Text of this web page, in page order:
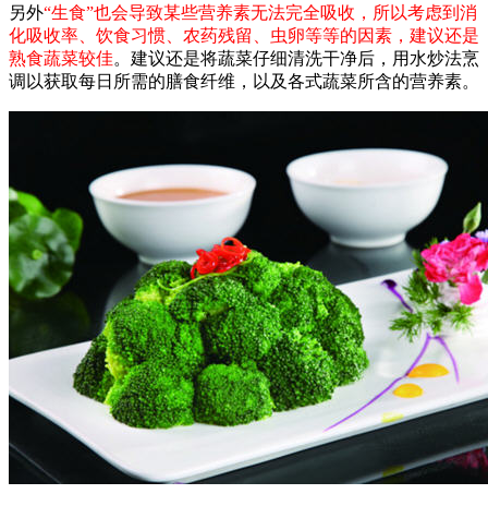
另外“生食”也会导致某些营养素无法完全吸收，所以考虑到消
化吸收率、饮食习惯、农药残留、虫卵等等的因素，建议还是
熟食蔬菜较佳。建议还是将蔬菜仔细清洗干净后，用水炒法烹
调以获取每日所需的膳食纤维，以及各式蔬菜所含的营养素。